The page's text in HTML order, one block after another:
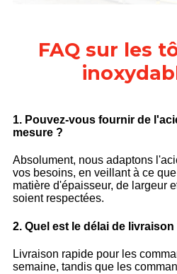
FAQ sur les
1. Pouvez-vous fournir de
mesure ?
Absolument, nous adaptons
vos besoins, en veillant à ce
matière d'épaisseur, de largeur
soient respectées.
2. Quel est le délai de livraison
Livraison rapide pour les
semaine, tandis que les